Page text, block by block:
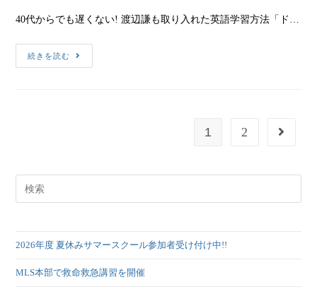
40代からでも遅くない! 渡辺謙も取り入れた英語学習方法「ド…
続きを読む
1 2
2026年度 夏休みサマースクール参加者受け付け中!!
MLS本部で救命救急講習を開催